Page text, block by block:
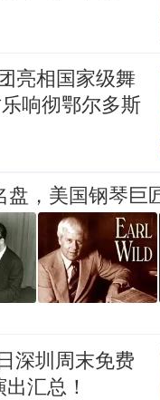
亮相国家级舞
响彻鄂尔多斯
深圳周末免费
汇总！